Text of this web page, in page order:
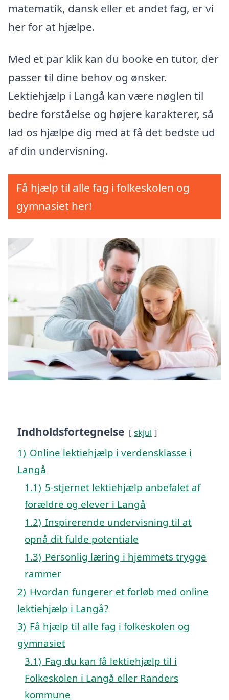
matematik, dansk eller et andet fag, er vi
her for at hjælpe.
Med et par klik kan du booke en tutor, der
passer til dine behov og ønsker.
Lektiehjælp i Langå kan være nøglen til
bedre forståelse og højere karakterer, så
lad os hjælpe dig med at få det bedste ud
af din undervisning.
Få hjælp til alle fag i folkeskolen og
gymnasiet her!
Indholdsfortegnelse skjul
1) Online lektiehjælp i verdensklasse i
Langå
1.1) 5-stjernet lektiehjælp anbefalet af
forældre og elever i Langå
1.2) Inspirerende undervisning til at
opnå dit fulde potentiale
1.3) Personlig læring i hjemmets trygge
rammer
2) Hvordan fungerer et forløb med online
lektiehjælp i Langå?
3) Få hjælp til alle fag i folkeskolen og
gymnasiet
3.1) Fag du kan få lektiehjælp til i
Folkeskolen i Langå eller Randers
kommune